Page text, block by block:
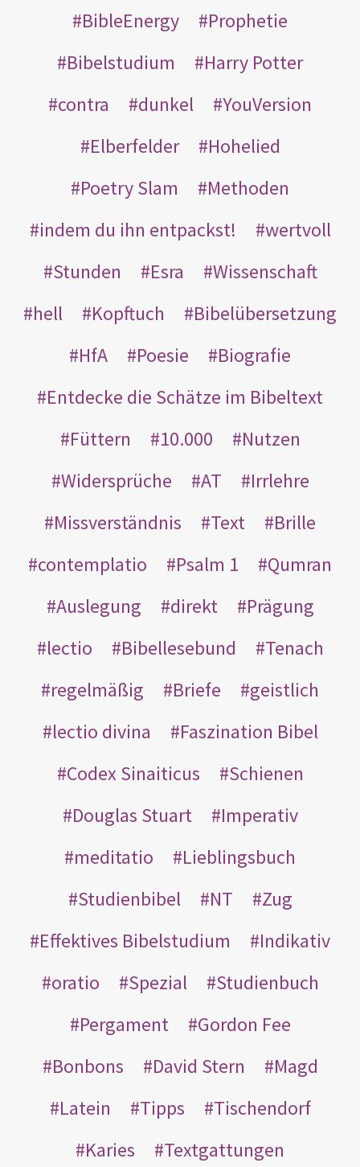
BibleEnergy
Prophetie
Bibelstudium
Harry Potter
contra
dunkel
YouVersion
Elberfelder
Hohelied
Poetry Slam
Methoden
indem du ihn entpackst!
wertvoll
Stunden
Esra
Wissenschaft
hell
Kopftuch
Bibelübersetzung
HfA
Poesie
Biografie
Entdecke die Schätze im Bibeltext
Füttern
10.000
Nutzen
Widersprüche
AT
Irrlehre
Missverständnis
Text
Brille
contemplatio
Psalm 1
Qumran
Auslegung
direkt
Prägung
lectio
Bibellesebund
Tenach
regelmäßig
Briefe
geistlich
lectio divina
Faszination Bibel
Codex Sinaiticus
Schienen
Douglas Stuart
Imperativ
meditatio
Lieblingsbuch
Studienbibel
NT
Zug
Effektives Bibelstudium
Indikativ
oratio
Spezial
Studienbuch
Pergament
Gordon Fee
Bonbons
David Stern
Magd
Latein
Tipps
Tischendorf
Karies
Textgattungen